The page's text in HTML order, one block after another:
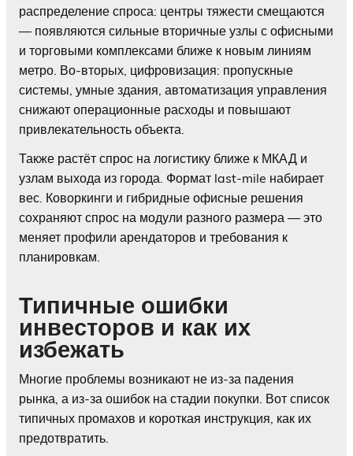
распределение спроса: центры тяжести смещаются
— появляются сильные вторичные узлы с офисными
и торговыми комплексами ближе к новым линиям
метро. Во-вторых, цифровизация: пропускные
системы, умные здания, автоматизация управления
снижают операционные расходы и повышают
привлекательность объекта.
Также растёт спрос на логистику ближе к МКАД и
узлам выхода из города. Формат last-mile набирает
вес. Коворкинги и гибридные офисные решения
сохраняют спрос на модули разного размера — это
меняет профили арендаторов и требования к
планировкам.
Типичные ошибки
инвесторов и как их
избежать
Многие проблемы возникают не из-за падения
рынка, а из-за ошибок на стадии покупки. Вот список
типичных промахов и короткая инструкция, как их
предотвратить.